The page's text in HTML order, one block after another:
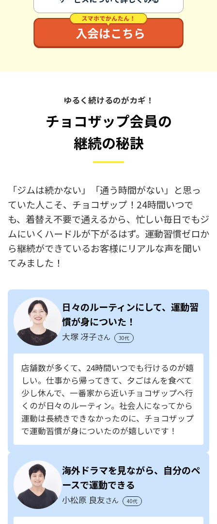
ゆるく続けるのがカギ！
チョコザップ会員の
継続の秘訣
「ジムは続かない」「通う時間がない」と思っ
ていた人こそ、チョコザップ！24時間いつで
も、着替え不要で通えるから、忙しい毎日でもジ
ムにいくハードルが下がるはず。運動習慣ゼロか
ら継続ができているお客様にリアルな声を聞い
てみました！
日々のルーティンにして、運動習
慣が身についた！
大塚 冴子さん 30代
店舗数が多くて、24時間いつでも行けるのが嬉
しい。仕事から帰ってきて、夕ごはんを食べて
少し休んで、一番家から近いチョコザップへ行
くのが日々のルーティン。社会人になってから
運動は長続きできなかったのに、チョコザップ
で運動習慣が身についたのが嬉しいです！
海外ドラマを見ながら、自分のペ
ースで運動できる
小松原 良友さん 40代